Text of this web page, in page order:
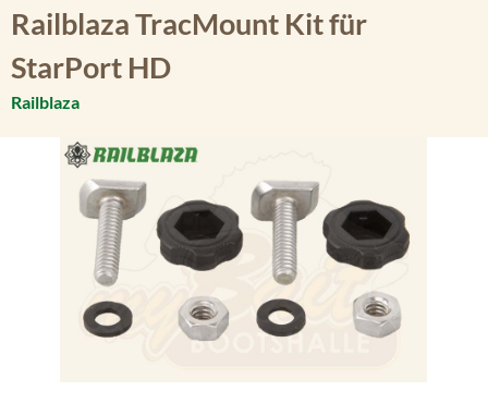
Railblaza TracMount Kit für
StarPort HD
Railblaza
Bildergalerie überspringen